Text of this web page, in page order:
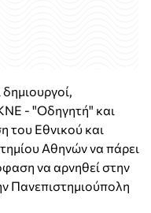
- "Οδηγητή" και
του Εθνικού και
Αθηνών να πάρει
να αρνηθεί στην
Πανεπιστημιούπολη